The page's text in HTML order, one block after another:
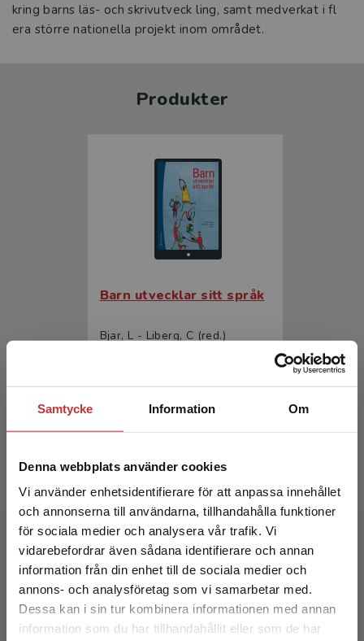
Samtycke Information Om
Denna webbplats använder cookies
Vi använder enhetsidentifierare för att anpassa innehållet
och annonserna till användarna, tillhandahålla funktioner
för sociala medier och analysera vår trafik. Vi
vidarebefordrar även sådana identifierare och annan
information från din enhet till de sociala medier och
annons- och analysföretag som vi samarbetar med.
Dessa kan i sin tur kombinera informationen med annan
information som du har tillhandahållit eller som de har
Begränsad fraktregion
Det verkar som att du besöker
kring barns läs- och skrivutveck ling, samt medverkat i fl
era större nationella projekt inom området.
Produkter
Barn utvecklar sitt språk
Bjar, L - Liberg, C (red.)
Barn utvecklar sitt språk
Bjar, L - Liberg, C (red.)
394 kr inkl. moms